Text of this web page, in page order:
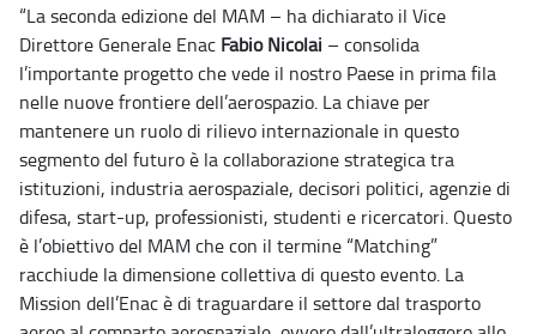
“La seconda edizione del MAM – ha dichiarato il Vice
Direttore Generale Enac Fabio Nicolai – consolida
l’importante progetto che vede il nostro Paese in prima fila
nelle nuove frontiere dell’aerospazio. La chiave per
mantenere un ruolo di rilievo internazionale in questo
segmento del futuro è la collaborazione strategica tra
istituzioni, industria aerospaziale, decisori politici, agenzie di
difesa, start-up, professionisti, studenti e ricercatori. Questo
è l’obiettivo del MAM che con il termine “Matching”
racchiude la dimensione collettiva di questo evento. La
Mission dell’Enac è di traguardare il settore dal trasporto